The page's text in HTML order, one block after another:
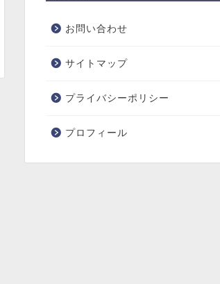
お問い合わせ
サイトマップ
プライバシーポリシー
プロフィール